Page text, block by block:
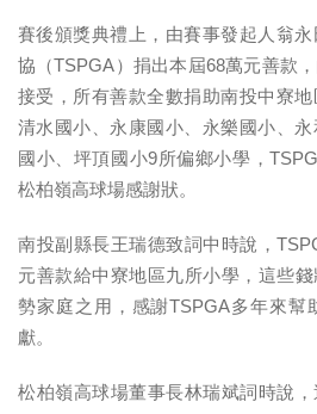
賽後頒獎典禮上，由賽事發起人 翁永
協（TSPGA）捐出本屆68萬元善款
接受，所有善款全數捐助南投中寮地
清水國小、永康國小、永樂國小、永
國小、坪頂國小9所偏鄉小學，
松柏嶺高球場感謝狀。
南投副縣長王瑞德致詞中時說，
元善款給中寮地區九所小學，這些
勢家庭之用，感謝TSPGA多年來幫
獻。
松柏嶺高球場董事長林瑞斌詞時說